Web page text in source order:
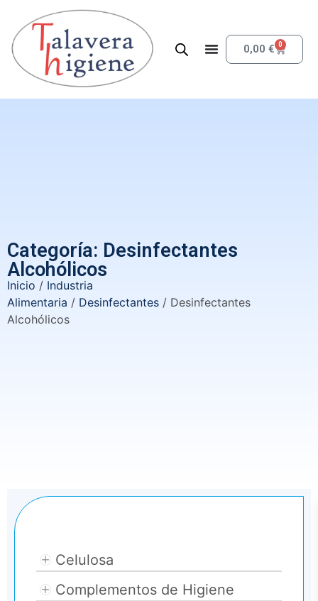
0,00€ 0
Categoría: Desinfectantes
Alcohólicos
Inicio / Industria
Alimentaria / Desinfectantes / Desinfectantes
Alcohólicos
Celulosa
Complementos de Higiene